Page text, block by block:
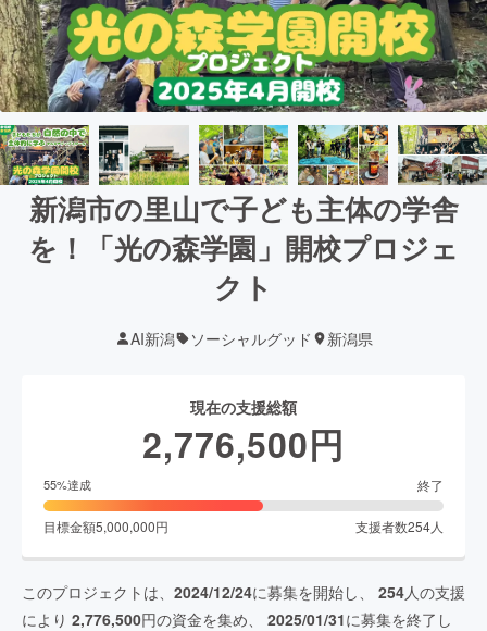
新潟市の里山で子ども主体の学舎
を！「光の森学園」開校プロジェ
クト
AI新潟 ソーシャルグッド 新潟県
現在の支援総額
2,776,500円
55%達成 終了
目標金額5,000,000円 支援者数254人
このプロジェクトは、 2024/12/24に募集を開始し、 254人の支援
により 2,776,500円の資金を集め、 2025/01/31に募集を終了し